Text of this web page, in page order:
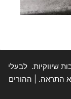
שיווקיות. לבעלי
התראה. | ההורים